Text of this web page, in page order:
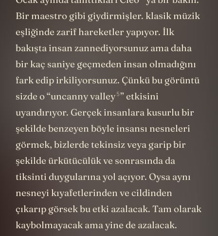
Bir maestro gibi giydirmişler. klasik müzik
eşliğinde zarif hareketler yapıyor. İlk
bakışta insan zannediyorsunuz ama daha
bir kaç saniye geçmeden insan olmadığını
fark edip irkiliyorsunuz. Çünkü bu görüntü
sizde o “uncanny valley5” etkisini
uyandırıyor. Gerçek insanlara kusurlu bir
şekilde benzeyen böyle insansı nesneleri
görmek, bizlerde tekinsiz veya garip bir
şekilde ürkütücülük ve sonrasında da
tiksinti duygularına yol açıyor. Oysa aynı
nesneyi kıyafetlerinden ve cildinden
çıkarıp görsek bu etki azalacak. Tam olarak
kaybolmayacak ama yine de azalacak.